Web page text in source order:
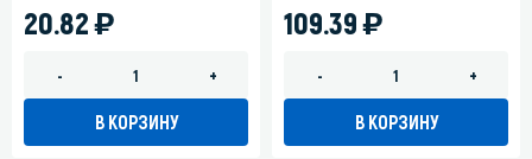
20.82)
- +
В КОРЗИНУ
109.39)
- +
В КОРЗИНУ